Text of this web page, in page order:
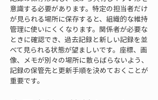
意識する必要があります。特定の担当者だけ
が見られる場所に保存すると、組織的な維持
管理に使いにくくなります。関係者が必要な
ときに確認でき、過去記録と新しい記録を並
べて見られる状態が望ましいです。座標、画
像、メモが別々の場所に散らばらないよう、
記録の保管先と更新手順を決めておくことが
重要です。